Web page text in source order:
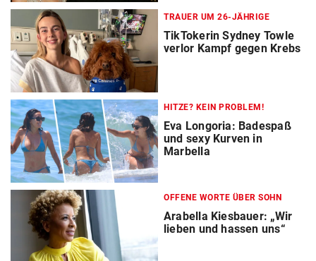
TRAUER UM 26-JÄHRIGE
TikTokerin Sydney Towle
verlor Kampf gegen Krebs
HITZE? KEIN PROBLEM!
Eva Longoria: Badespaß
und sexy Kurven in
Marbella
OFFENE WORTE ÜBER SOHN
Arabella Kiesbauer: „Wir
lieben und hassen uns“